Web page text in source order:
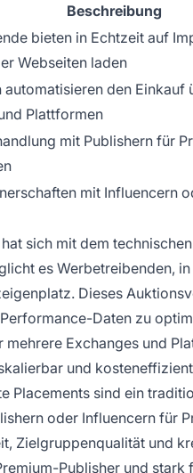
Beschreibung
bieten in Echtzeit auf
Webseiten laden
automatisieren den Einkauf
Plattformen
mit Publishern für
mit Influencern
sich mit dem
es Werbetreibenden,
Dieses
Daten zu
mehrere Exchanges und
und
Placements sind ein
oder Influencern für
Zielgruppenqualität und
Publisher und